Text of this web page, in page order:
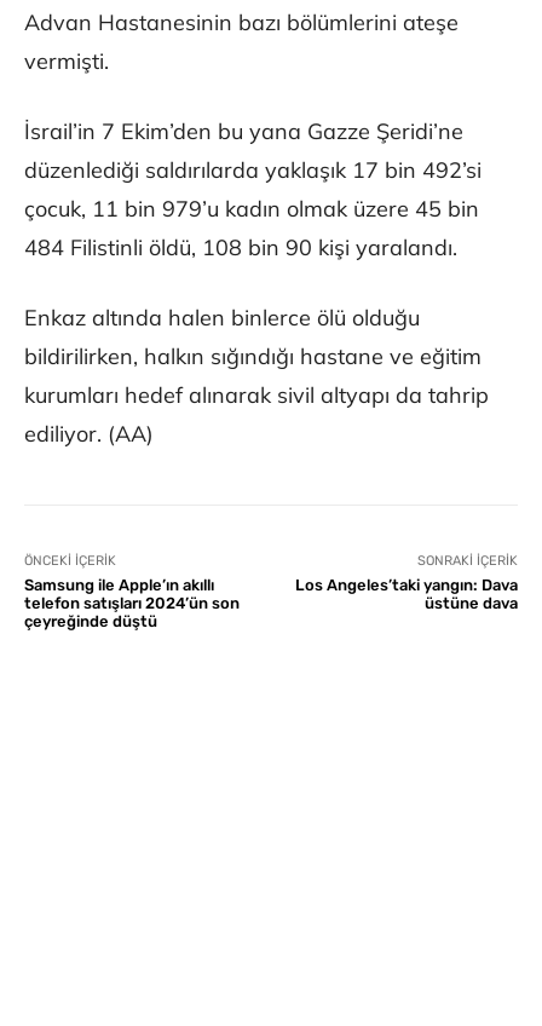
Advan Hastanesinin bazı bölümlerini ateşe
vermişti.
İsrail’in 7 Ekim’den bu yana Gazze Şeridi’ne
düzenlediği saldırılarda yaklaşık 17 bin 492’si
çocuk, 11 bin 979’u kadın olmak üzere 45 bin
484 Filistinli öldü, 108 bin 90 kişi yaralandı.
Enkaz altında halen binlerce ölü olduğu
bildirilirken, halkın sığındığı hastane ve eğitim
kurumları hedef alınarak sivil altyapı da tahrip
ediliyor. (AA)
ÖNCEKI İÇERIK
Samsung ile Apple’ın akıllı
telefon satışları 2024’ün son
çeyreğinde düştü
SONRAKI İÇERIK
Los Angeles’taki yangın: Dava
üstüne dava